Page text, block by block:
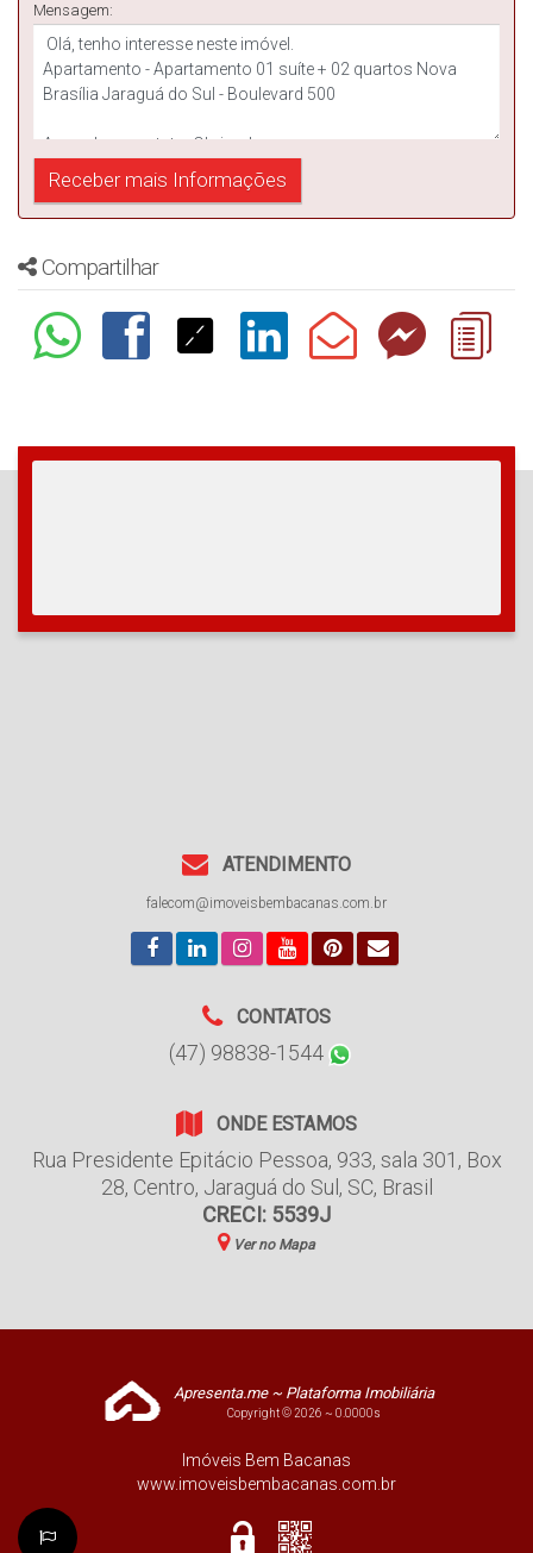
Mensagem:
Compartilhar
ATENDIMENTO
falecom@imoveisbembacanas.com.br
CONTATOS
(47) 98838-1544
ONDE ESTAMOS
Rua Presidente Epitácio Pessoa, 933, sala 301, Box
28, Centro, Jaraguá do Sul , SC, Brasil
CRECI: 5539J
Ver no Mapa
Apresenta.me ~ Plataforma Imobiliária
Copyright © 2026 ~ 0.0000s
Imóveis Bem Bacanas
www.imoveisbembacanas.com.br